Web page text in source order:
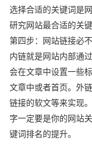
选择合适的关键词是
研究网站最合适的关键
第四步：网站链接必
内链就是网站内部通
会在文章中设置一些
文章中或者首页。外
链接的软文等来实现
字一定要是你的网站
键词排名的提升。